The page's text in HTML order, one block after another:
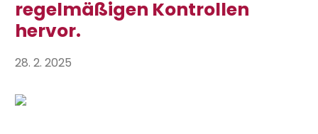
regelmäßigen Kontrollen
hervor.
28. 2. 2025